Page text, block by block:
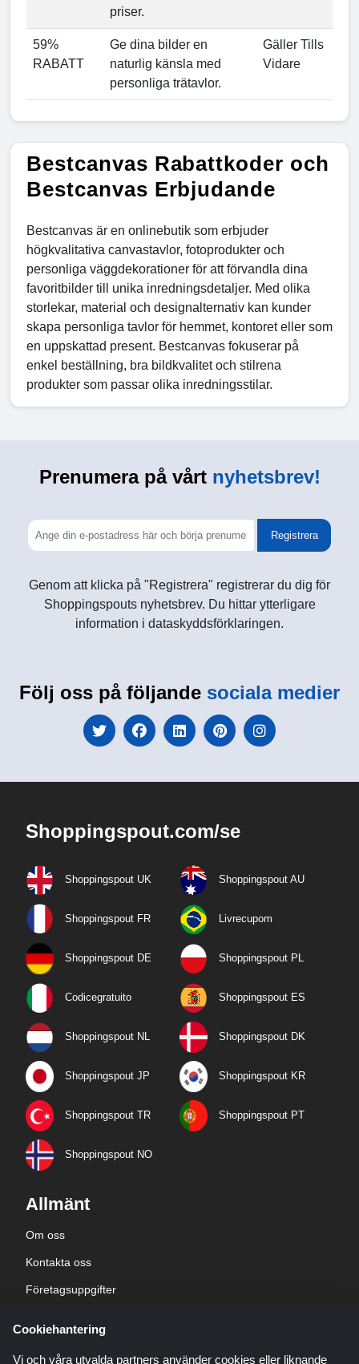
priser.
59%
RABATT
Ge dina bilder en
naturlig känsla med
personliga trätavlor.
Gäller Tills
Vidare
Bestcanvas Rabattkoder och
Bestcanvas Erbjudande
Bestcanvas är en onlinebutik som erbjuder
högkvalitativa canvastavlor, fotoprodukter och
personliga väggdekorationer för att förvandla dina
favoritbilder till unika inredningsdetaljer. Med olika
storlekar, material och designalternativ kan kunder
skapa personliga tavlor för hemmet, kontoret eller som
en uppskattad present. Bestcanvas fokuserar på
enkel beställning, bra bildkvalitet och stilrena
produkter som passar olika inredningsstilar.
Prenumera på vårtnyhetsbrev!
Registrera
Genom att klicka på "Registrera" registrerar du dig för
Shoppingspouts nyhetsbrev. Du hittar ytterligare
information i dataskyddsförklaringen.
Följ oss på följande sociala medier
Shoppingspout.com/se
Shoppingspout UK Shoppingspout AU
Shoppingspout FR Livrecupom
Shoppingspout DE Shoppingspout PL
Codicegratuito Shoppingspout ES
Shoppingspout NL Shoppingspout DK
Shoppingspout JP Shoppingspout KR
Shoppingspout TR Shoppingspout PT
Shoppingspout NO
Allmänt
Om oss
Kontakta oss
Företagsuppgifter
Cookiehantering
Vi och våra utvalda partners använder cookies eller liknande